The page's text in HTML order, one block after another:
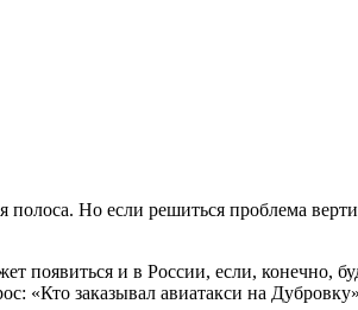
Но если решиться проблема
появиться и в России, если,
«Кто заказывал авиатакси на